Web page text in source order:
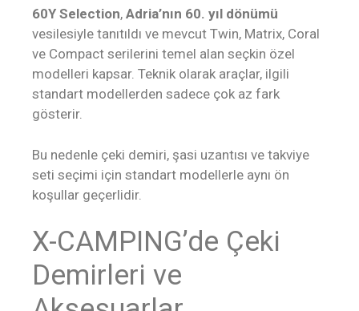
60Y Selection, Adria’nın 60. yıl dönümü
vesilesiyle tanıtıldı ve mevcut Twin, Matrix, Coral
ve Compact serilerini temel alan seçkin özel
modelleri kapsar. Teknik olarak araçlar, ilgili
standart modellerden sadece çok az fark
gösterir.
Bu nedenle çeki demiri, şasi uzantısı ve takviye
seti seçimi için standart modellerle aynı ön
koşullar geçerlidir.
X-CAMPING’de Çeki
Demirleri ve